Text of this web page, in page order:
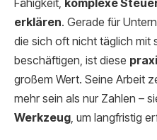
Fähigkeit, komplexe
erklären. Gerade für
die sich oft nicht täglich mit
beschäftigen, ist diese
großem Wert. Seine Arbeit
mehr sein als nur Zahlen –
Werkzeug, um langfristig